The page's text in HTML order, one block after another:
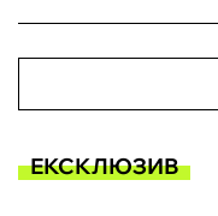
ЕКСКЛЮЗИВ